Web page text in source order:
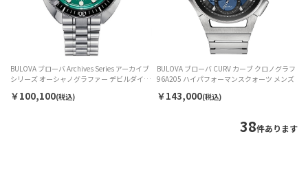
BULOVA ブローバ Archives Series アーカイブ
シリーズ オーシャノグラファー デビルダイバ
￥100,100(税込)
BULOVA ブローバ CURV カーブ クロノグラフ
96A205 ハイパフォーマンスクォーツ メンズ
￥143,000(税込)
38件あります